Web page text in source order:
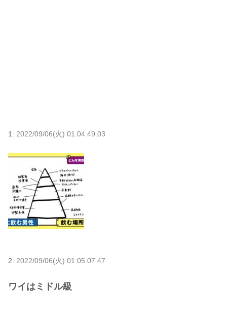
1: 2022/09/06(火) 01:04:49.03
2: 2022/09/06(火) 01:05:07.47
ワイはミドル級